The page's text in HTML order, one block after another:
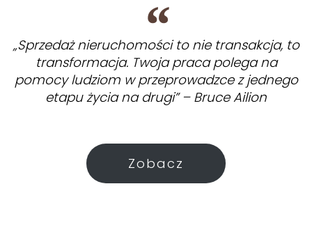
„Sprzedaż nieruchomości to nie transakcja, to
transformacja. Twoja praca polega na
pomocy ludziom w przeprowadzce z jednego
etapu życia na drugi” – Bruce Ailion
Zobacz